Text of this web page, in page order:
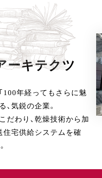
ーキテクツ
100年経ってもさらに魅
気鋭の企業。
だわり、乾燥技術から加
住宅供給システムを確